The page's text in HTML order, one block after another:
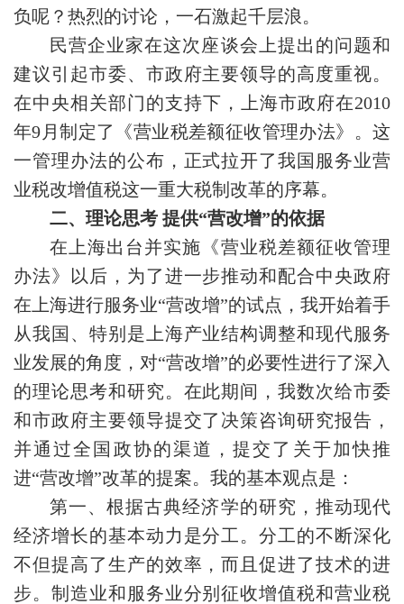
负呢？热烈的讨论，一石激起千层浪。
民营企业家在这次座谈会上提出的问题和
建议引起市委、市政府主要领导的高度重视。
在中央相关部门的支持下，上海市政府在2010
年9月制定了《营业税差额征收管理办法》。这
一管理办法的公布，正式拉开了我国服务业营
业税改增值税这一重大税制改革的序幕。
二、 理论思考 提供“营改增”的依据
在上海出台并实施《营业税差额征收管理
办法》以后，为了进一步推动和配合中央政府
在上海进行服务业“营改增”的试点，我开始着手
从我国、特别是上海产业结构调整和现代服务
业发展的角度，对“营改增”的必要性进行了深入
的理论思考和研究。在此期间，我数次给市委
和市政府主要领导提交了决策咨询研究报告，
并通过全国政协的渠道，提交了关于加快推
进“营改增”改革的提案。我的基本观点是：
第一、根据古典经济学的研究，推动现代
经济增长的基本动力是分工。分工的不断深化
不但提高了生产的效率，而且促进了技术的进
步。制造业和服务业分别征收增值税和营业税